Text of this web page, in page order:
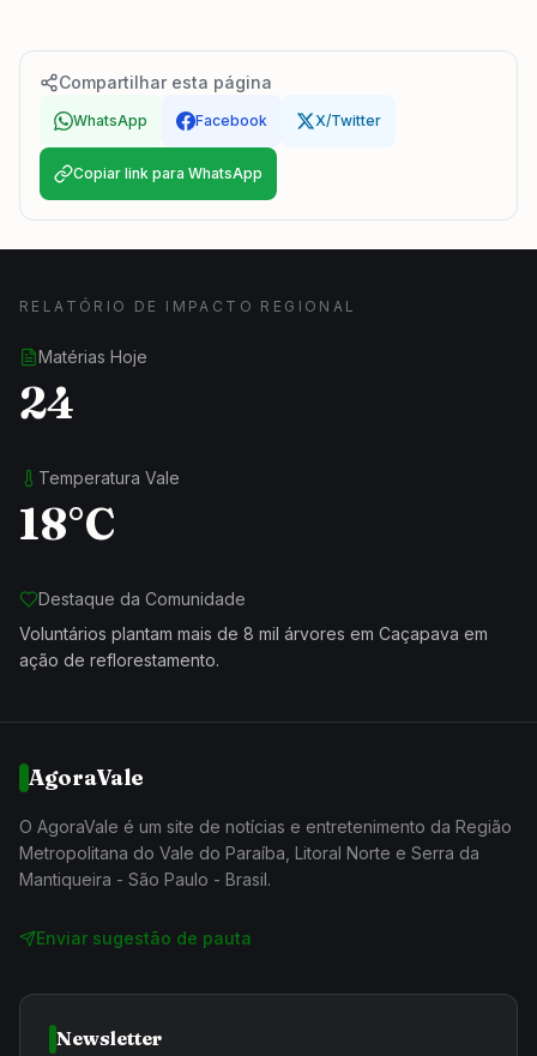
Compartilhar esta página
WhatsApp Facebook X/Twitter
Copiar link para WhatsApp
RELATÓRIO DE IMPACTO REGIONAL
Matérias Hoje
24
Temperatura Vale
18°C
Destaque da Comunidade
Voluntários plantam mais de 8 mil árvores em Caçapava em
ação de reflorestamento.
AgoraVale
O AgoraVale é um site de notícias e entretenimento da Região
Metropolitana do Vale do Paraíba, Litoral Norte e Serra da
Mantiqueira - São Paulo - Brasil.
Enviar sugestão de pauta
Newsletter